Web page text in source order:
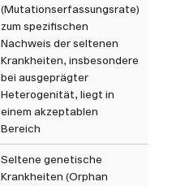
(Mutationserfassungsrate)
zum spezifischen
Nachweis der seltenen
Krankheiten, insbesondere
bei ausgeprägter
Heterogenität, liegt in
einem akzeptablen
Bereich
Seltene genetische
Krankheiten (Orphan